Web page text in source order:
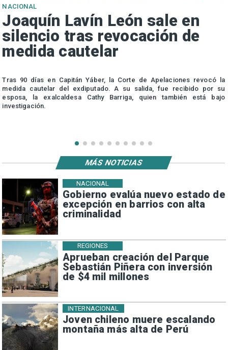
NACIONAL
Joaquín Lavín León sale en
silencio tras revocación de
medida cautelar
Tras 90 días en Capitán Yáber, la Corte de Apelaciones revocó la
medida cautelar del exdiputado. A su salida, fue recibido por su
esposa, la exalcaldesa Cathy Barriga, quien también está bajo
investigación.
Gobierno evalúa nuevo estado de
excepción en barrios con alta
criminalidad
NACIONAL
Aprueban creación del Parque
Sebastián Piñera con inversión
de $4 mil millones
REGIONES
Joven chileno muere escalando
montaña más alta de Perú
INTERNACIONAL
MÁS NOTICIAS